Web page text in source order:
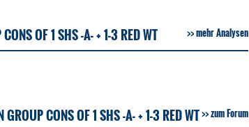
OF 1 SHS -A- + 1-3 RED WT mehr Analysen
CONS OF 1 SHS -A- + 1-3 RED WT zum Forum